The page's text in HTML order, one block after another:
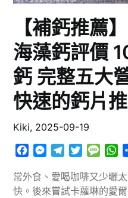
【補鈣推薦
海藻鈣評價
鈣 完整五大
快速的鈣片
Kiki, 2025-09-19
Facebook
Messenger
TelegramTwitter
常外食、愛喝咖啡又少曬
快。後來嘗試卡蘿琳的愛